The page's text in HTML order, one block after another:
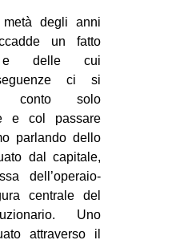
degli anni
un fatto
e delle cui
ci si
conto solo
e col passare
parlando dello
dal capitale,
dell’operaio-
centrale del
Uno
attraverso il